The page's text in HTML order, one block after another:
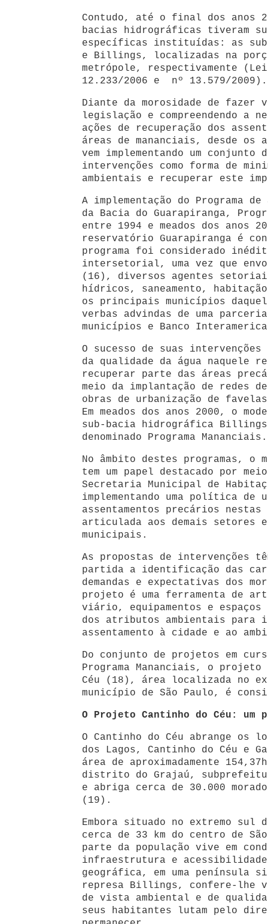
Contudo, até o final dos anos
bacias hidrográficas tiveram
específicas instituídas: as sub-
e Billings, localizadas na
metrópole, respectivamente
12.233/2006 e nº 13.579/2009).
Diante da morosidade de fazer
legislação e compreendendo a
ações de recuperação dos
áreas de mananciais, desde os
vem implementando um conjunto
intervenções como forma de
ambientais e recuperar este
A implementação do Programa de
da Bacia do Guarapiranga,
entre 1994 e meados dos anos
reservatório Guarapiranga é
programa foi considerado
intersetorial, uma vez que
(16), diversos agentes
hídricos, saneamento,
os principais municípios
verbas advindas de uma
municípios e Banco
O sucesso de suas
da qualidade da água naquele
recuperar parte das áreas
meio da implantação de redes
obras de urbanização de
Em meados dos anos 2000, o
sub-bacia hidrográfica
denominado Programa Mananciais.
No âmbito destes programas, o
tem um papel destacado por
Secretaria Municipal de
implementando uma política de
assentamentos precários nestas
articulada aos demais setores
municipais.
As propostas de intervenções
partida a identificação das
demandas e expectativas dos
projeto é uma ferramenta de
viário, equipamentos e
dos atributos ambientais para
assentamento à cidade e ao
Do conjunto de projetos em
Programa Mananciais, o projeto
Céu (18), área localizada no
município de São Paulo, é
O Projeto Cantinho do Céu: um
O Cantinho do Céu abrange os
dos Lagos, Cantinho do Céu e
área de aproximadamente
distrito do Grajaú,
e abriga cerca de 30.000
(19).
Embora situado no extremo sul
cerca de 33 km do centro de
parte da população vive em
infraestrutura e
geográfica, em uma península
represa Billings, confere-lhe
de vista ambiental e de
seus habitantes lutam pelo